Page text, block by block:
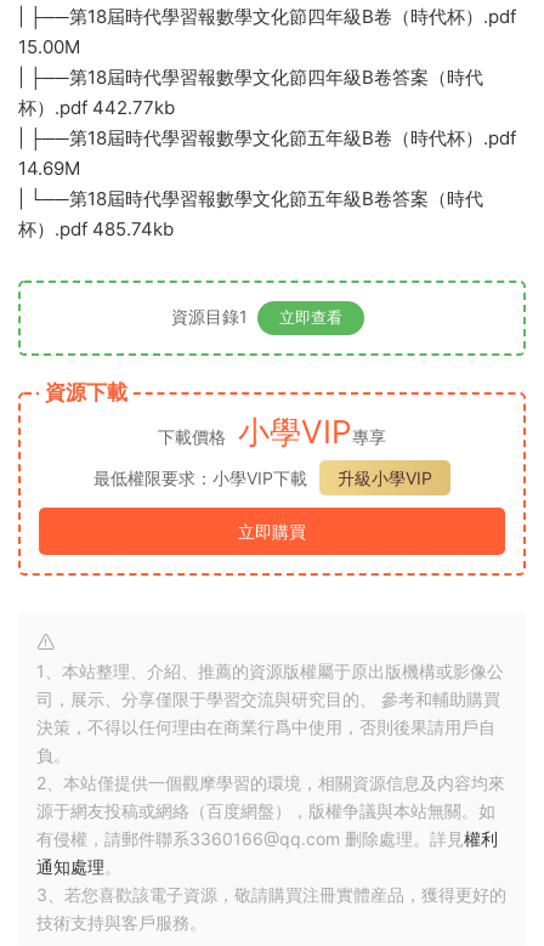
| ├──第18屆時代學習報數學文化節四年級B卷（時代杯）.pdf
15.00M
| ├──第18屆時代學習報數學文化節四年級B卷答案（時代
杯）.pdf 442.77kb
| ├──第18屆時代學習報數學文化節五年級B卷（時代杯）.pdf
14.69M
| └──第18屆時代學習報數學文化節五年級B卷答案（時代
杯）.pdf 485.74kb
資源目錄1 立即查看
資源下載
下載價格 小學VIP專享
最低權限要求：小學VIP下載
升級小學VIP
立即購買
1、本站整理、介紹、推薦的資源版權屬于原出版機構或影像公
司，展示、分享僅限于學習交流與研究目的、 參考和輔助購買
決策，不得以任何理由在商業行爲中使用，否則後果請用戶自
負。
2、本站僅提供一個觀摩學習的環境，相關資源信息及内容均來
源于網友投稿或網絡（百度網盤），版權争議與本站無關。如
有侵權，請郵件聯系3360166@qq.com 删除處理。詳見權利
通知處理。
3、若您喜歡該電子資源，敬請購買注冊實體産品，獲得更好的
技術支持與客戶服務。